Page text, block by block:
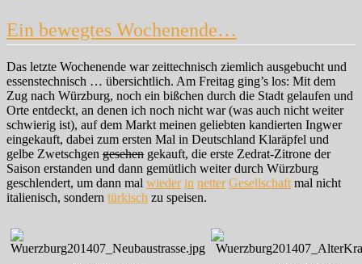
Ein bewegtes Wochenende…
Das letzte Wochenende war zeittechnisch ziemlich ausgebucht und
essenstechnisch … übersichtlich. Am Freitag ging’s los: Mit dem
Zug nach Würzburg, noch ein bißchen durch die Stadt gelaufen und
Orte entdeckt, an denen ich noch nicht war (was auch nicht weiter
schwierig ist), auf dem Markt meinen geliebten kandierten Ingwer
eingekauft, dabei zum ersten Mal in Deutschland Klaräpfel und
gelbe Zwetschgen gesehen gekauft, die erste Zedrat-Zitrone der
Saison erstanden und dann gemütlich weiter durch Würzburg
geschlendert, um dann mal wieder in netter Gesellschaft mal nicht
italienisch, sondern türkisch zu speisen.